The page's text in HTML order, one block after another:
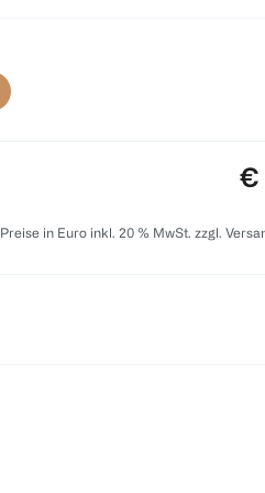
€
Preise in Euro inkl. 20 % MwSt. zzgl.